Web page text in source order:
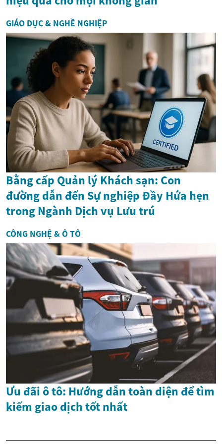
GIÁO DỤC & NGHỀ NGHIỆP
Bằng cấp Quản lý Khách sạn: Con
đường dẫn đến Sự nghiệp Đầy Hứa hẹn
trong Ngành Dịch vụ Lưu trú
CÔNG NGHỆ & Ô TÔ
Ưu đãi ô tô: Hướng dẫn toàn diện để tìm
kiếm giao dịch tốt nhất